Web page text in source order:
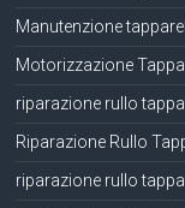
Manutenzione
Motorizzazione
riparazione rullo
Riparazione Rullo
riparazione rullo